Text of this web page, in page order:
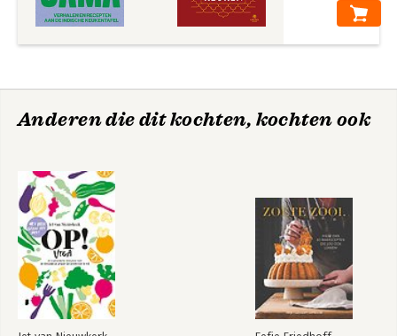
Anderen die dit kochten, kochten ook